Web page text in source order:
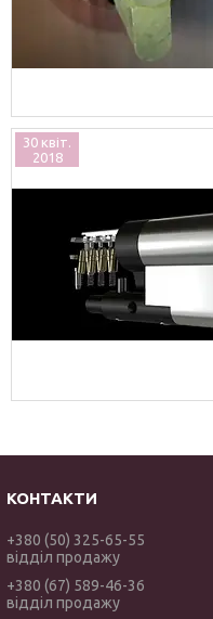
30 квіт.
2018
+380 (50) 325-65-55
відділ продажу
+380 (67) 589-46-36
відділ продажу